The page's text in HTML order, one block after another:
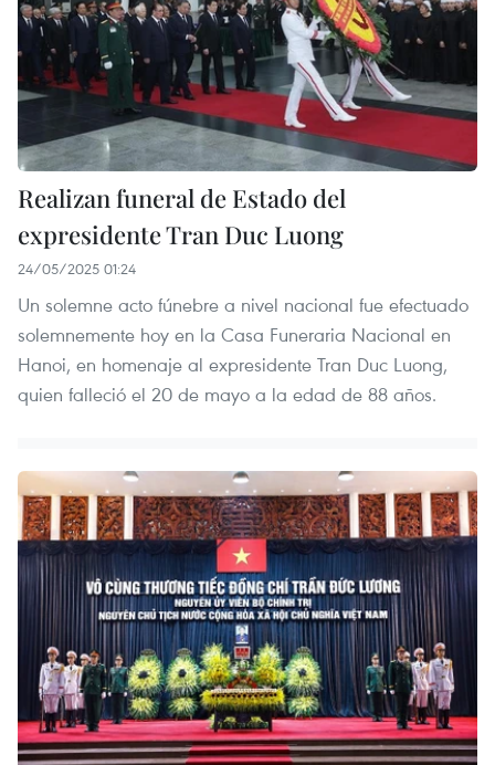
Realizan funeral de Estado del
expresidente Tran Duc Luong
24/05/2025 01:24
Un solemne acto fúnebre a nivel nacional fue efectuado
solemnemente hoy en la Casa Funeraria Nacional en
Hanoi, en homenaje al expresidente Tran Duc Luong,
quien falleció el 20 de mayo a la edad de 88 años.